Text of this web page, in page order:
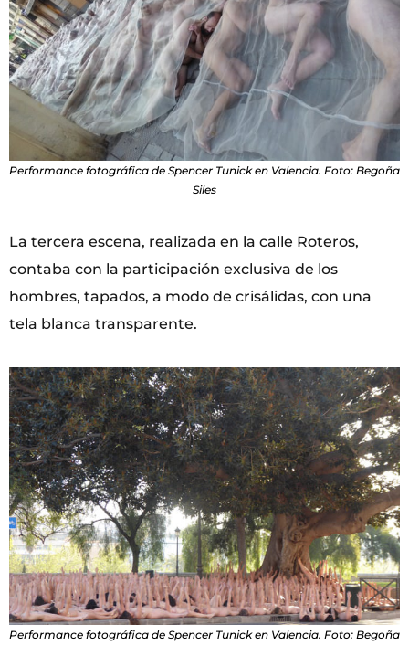
Performance fotográfica de Spencer Tunick en Valencia. Foto: Begoña
Siles
La tercera escena, realizada en la calle Roteros,
contaba con la participación exclusiva de los
hombres, tapados, a modo de crisálidas, con una
tela blanca transparente.
Performance fotográfica de Spencer Tunick en Valencia. Foto: Begoña